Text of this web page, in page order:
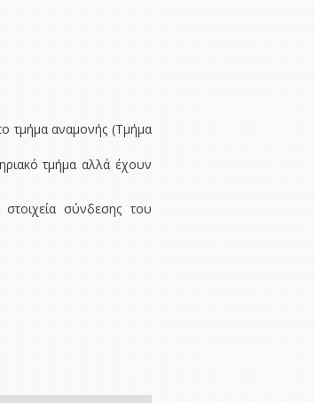
τμήμα αναμονής (Τμήμα
τμήμα αλλά έχουν
σύνδεσης του